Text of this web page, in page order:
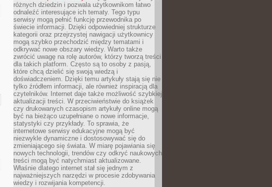
różnych dziedzin i pozwala użytkownikom łatwo
odnaleźć interesujące ich tematy. Tego typu
serwisy mogą pełnić funkcję przewodnika po
świecie informacji. Dzięki odpowiedniej strukturze
kategorii oraz przejrzystej nawigacji użytkownicy
mogą szybko przechodzić między tematami i
odkrywać nowe obszary wiedzy. Warto także
zwrócić uwagę na rolę autorów, którzy tworzą treści
dla takich platform. Często są to osoby z pasją,
które chcą dzielić się swoją wiedzą i
doświadczeniem. Dzięki temu artykuły stają się nie
tylko źródłem informacji, ale również inspiracją dla
czytelników. Internet daje także możliwość szybkiej
aktualizacji treści. W przeciwieństwie do książek
czy drukowanych czasopism artykuły online mogą
być na bieżąco uzupełniane o nowe informacje,
statystyki czy przykłady. To sprawia, że
internetowe serwisy edukacyjne mogą być
niezwykle dynamiczne i dostosowywać się do
zmieniającego się świata. W miarę pojawiania się
nowych technologii, trendów czy odkryć naukowych
treści mogą być natychmiast aktualizowane.
Właśnie dlatego internet stał się jednym z
najważniejszych narzędzi w procesie zdobywania
wiedzy i rozwijania kompetencji.